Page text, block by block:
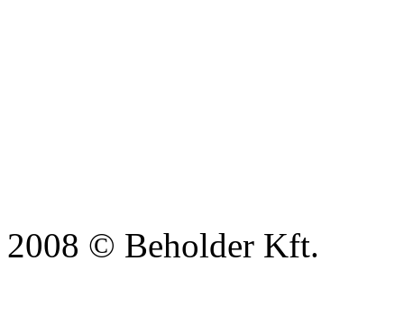
2008 © Beholder Kft.